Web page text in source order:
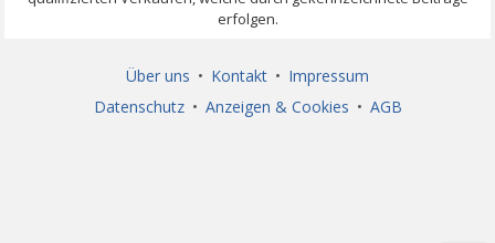
Über uns • Kontakt • Impressum
Datenschutz • Anzeigen & Cookies • AGB